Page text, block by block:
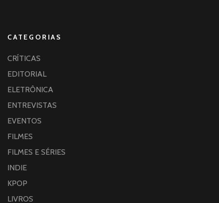
CATEGORIAS
CRÍTICAS
EDITORIAL
ELETRÔNICA
ENTREVISTAS
EVENTOS
FILMES
FILMES E SÉRIES
INDIE
KPOP
LIVROS